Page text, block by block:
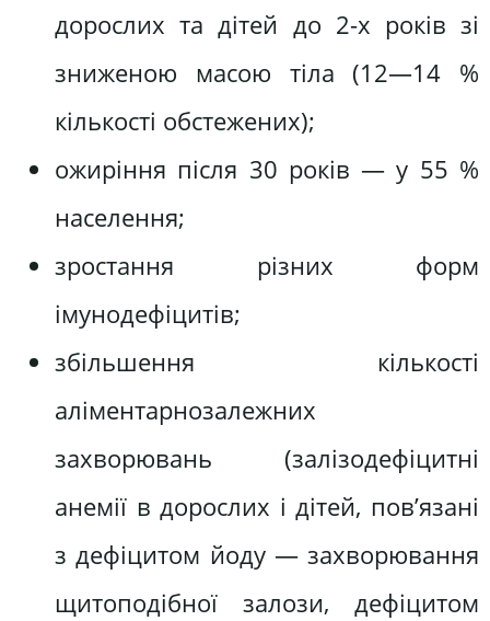
дорослих та дітей до 2-х років зі
зниженою масою тіла (12—14 %
кількості обстежених);
ожиріння після 30 років — у 55 %
населення;
зростання різних форм
імунодефіцитів;
збільшення кількості
аліментарнозалежних
захворювань (залізодефіцитні
анемії в дорослих і дітей, пов’язані
з дефіцитом йоду — захворювання
щитоподібної залози, дефіцитом